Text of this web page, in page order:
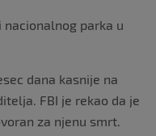
parka u
dana kasnije na
FBI je rekao da je
za njenu smrt.